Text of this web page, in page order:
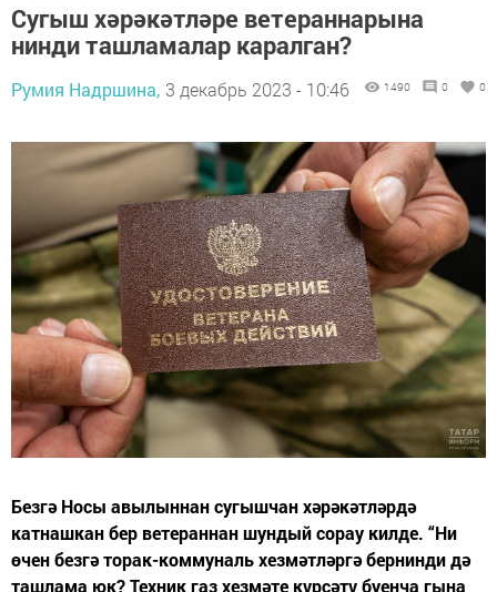
Сугыш хәрәкәтләре ветераннарына
нинди ташламалар каралган?
Румия Надршина, 3 декабрь 2023 - 10:46 1490 0 0
Безгә Носы авылыннан сугышчан хәрәкәтләрдә
катнашкан бер ветераннан шундый сорау килде. “Ни
өчен безгә торак-коммуналь хезмәтләргә бернинди дә
ташлама юк? Техник газ хезмәте күрсәтү буенча гына